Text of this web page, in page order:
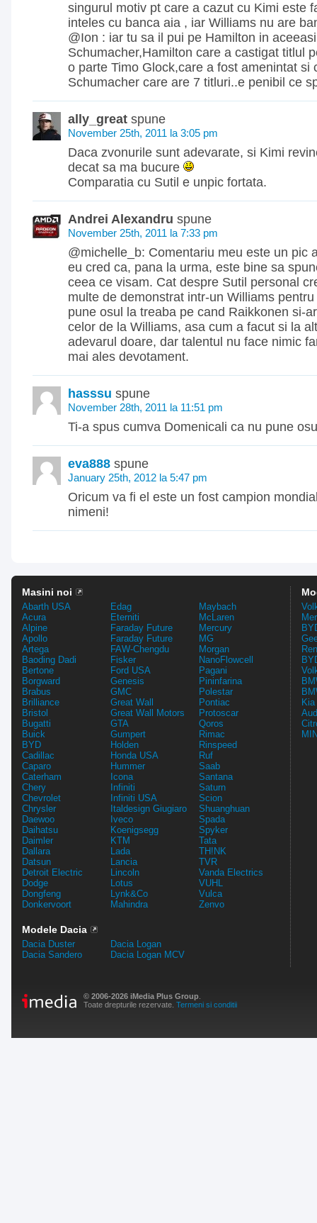
singurul motiv pt care a cazut cu Kimi este
inteles cu banca aia , iar Williams nu are
@Ion : iar tu sa il pui pe Hamilton in
Schumacher,Hamilton care a castigat titlul
o parte Timo Glock,care a fost amenintat si
Schumacher care are 7 titluri..e penibil ce
ally_great spune
November 25th, 2011 la 3:05 pm
Daca zvonurile sunt adevarate, si Kimi
decat sa ma bucure
Comparatia cu Sutil e unpic fortata.
Andrei Alexandru spune
November 25th, 2011 la 7:33 pm
@michelle_b: Comentariu meu este un pic
eu cred ca, pana la urma, este bine sa
ceea ce visam. Cat despre Sutil personal
multe de demonstrat intr-un Williams
pune osul la treaba pe cand Raikkonen si-
celor de la Williams, asa cum a facut si la
adevarul doare, dar talentul nu face nimic
mai ales devotament.
hasssu spune
November 28th, 2011 la 11:51 pm
Ti-a spus cumva Domenicali ca nu pune
eva888 spune
January 25th, 2012 la 5:47 pm
Oricum va fi el este un fost campion
nimeni!
Masini noi
Abarth USA
Acura
Alpine
Apollo
Artega
Baoding Dadi
Bertone
Borgward
Brabus
Brilliance
Bristol
Bugatti
Buick
BYD
Cadillac
Caparo
Caterham
Chery
Chevrolet
Chrysler
Daewoo
Daihatsu
Daimler
Dallara
Datsun
Detroit Electric
Dodge
Dongfeng
Donkervoort
Edag
Eterniti
Faraday Future
Faraday Future
FAW-Chengdu
Fisker
Ford USA
Genesis
GMC
Great Wall
Great Wall Motors
GTA
Gumpert
Holden
Honda USA
Hummer
Icona
Infiniti
Infiniti USA
Italdesign Giugiaro
Iveco
Koenigsegg
KTM
Lada
Lancia
Lincoln
Lotus
Lynk&Co
Mahindra
Maybach
McLaren
Mercury
MG
Morgan
NanoFlowcell
Pagani
Pininfarina
Polestar
Pontiac
Protoscar
Qoros
Rimac
Rinspeed
Ruf
Saab
Santana
Saturn
Scion
Shuanghuan
Spada
Spyker
Tata
TH!NK
TVR
Vanda Electrics
VUHL
Vulca
Zenvo
Modele Dacia
Dacia Duster
Dacia Sandero
Dacia Logan
Dacia Logan MCV
© 2006-2026 iMedia Plus Group
Toate drepturile rezervate. Termeni si conditii